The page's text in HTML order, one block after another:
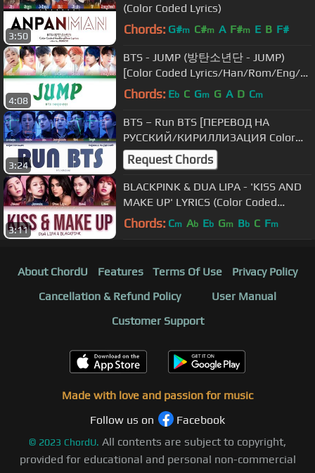
3:50
(Color Coded Lyrics)
Chords: G#m C#m A F#m E B F#
4:08
BTS - JUMP (방탄소년단 - JUMP)
[Color Coded Lyrics/Han/Rom/Eng/가
사]
Chords: Eb C Gm G A D Cm
3:24
BTS – Run BTS [ПЕРЕВОД НА
РУССКИЙ/КИРИЛЛИЗАЦИЯ Color
Coded Lyrics]
Request Chords
3:11
BLACKPINK & DUA LIPA - 'KISS AND
MAKE UP' LYRICS (Color Coded
Eng/Rom/Han)
Chords: Cm Ab Eb Gm Bb C Fm
About ChordU Features Terms Of Use
Privacy Policy
Cancellation & Refund Policy
User Manual
Customer Support
Made with love and passion for music
Follow us on
Facebook
© 2023 ChordU. All contents are subject to copyright,
provided for educational and personal non-commercial